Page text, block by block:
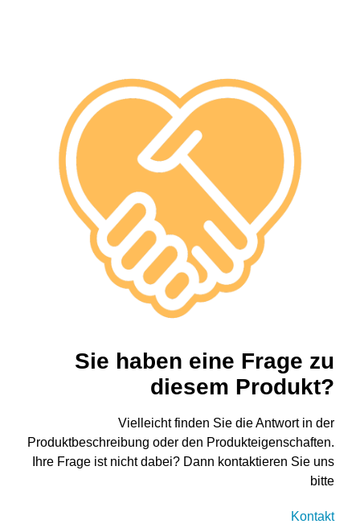
Sie haben eine Frage zu
diesem Produkt?
Vielleicht finden Sie die Antwort in der
Produktbeschreibung oder den Produkteigenschaften.
Ihre Frage ist nicht dabei? Dann kontaktieren Sie uns
bitte
Kontakt